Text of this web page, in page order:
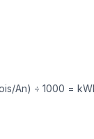
An) ÷ 1000 =